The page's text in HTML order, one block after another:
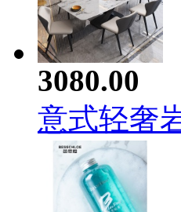
3080.00
意式轻奢